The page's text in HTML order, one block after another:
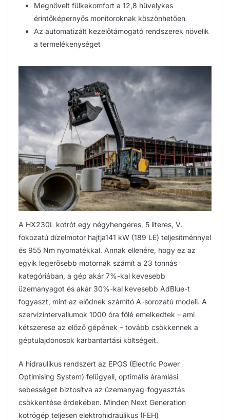
Megnövelt fülkekomfort a 12,8 hüvelykes
érintőképernyős monitoroknak köszönhetően
Az automatizált kezelőtámogató rendszerek növelik
a termelékenységet
A HX230L kotrót egy négyhengeres, 5 literes, V.
fokozatú dízelmotor hajtja141 kW (189 LE) teljesítménnyel
és 955 Nm nyomatékkal. Annak ellenére, hogy ez az
egyik legerősebb motornak számít a 23 tonnás
kategóriában, a gép akár 7%-kal kevesebb
üzemanyagot és akár 30%-kal kevesebb AdBlue-t
fogyaszt, mint az elődnek számító A-sorozatú modell. A
szervizintervallumok 1000 óra fölé emelkedtek – ami
kétszerese az előző gépének – tovább csökkennek a
géptulajdonosok karbantartási költségeit.
A hidraulikus rendszert az EPOS (Electric Power
Optimising System) felügyeli, optimális áramlási
sebességet biztosítva az üzemanyag-fogyasztás
csökkentése érdekében. Minden Next Generation
kotrógép teljesen elektrohidraulikus (FEH)